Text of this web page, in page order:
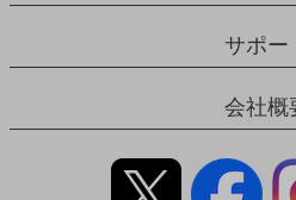
サポー
会社概